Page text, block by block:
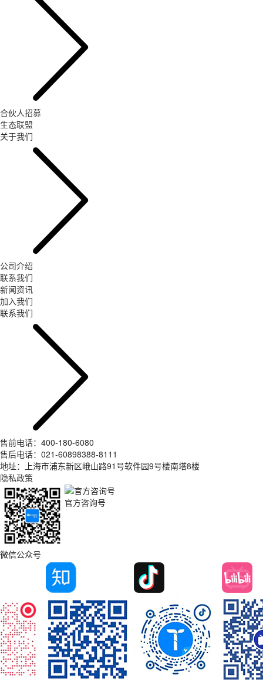
合伙人招募
生态联盟
关于我们
公司介绍
联系我们
新闻资讯
加入我们
联系我们
售前电话：400-180-6080
售后电话：021-60898388-8111
地址：上海市浦东新区峨山路91号软件园9号楼南塔8楼
隐私政策
微信公众号
官方咨询号